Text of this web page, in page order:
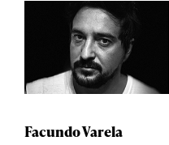
Facundo Varela